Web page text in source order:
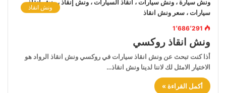
ونش انقاذ
1٬686٬291
ونش انقاذ روكسي
أذا كنت تبحث عن ونش انقاذ سيارات في روكسي ونش انقاذ الرواد هو
الاختيار الامثل لك لاننا لدينا ونش انقاذ…
أكمل القراءة »